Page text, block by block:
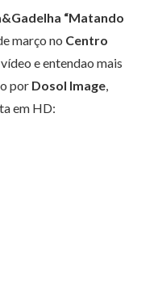
“Matando
março no Centro
e entendao mais
por Dosol Image,
em HD: